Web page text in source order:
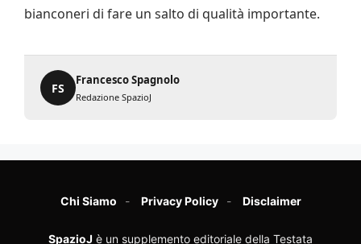
bianconeri di fare un salto di qualità importante.
FS
Francesco Spagnolo
Redazione SpazioJ
Chi Siamo Privacy Policy Disclaimer
SpazioJ è un supplemento editoriale della Testata